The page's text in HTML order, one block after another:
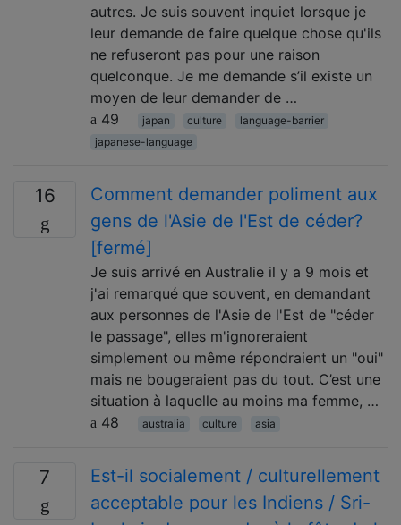
autres. Je suis souvent inquiet lorsque je
leur demande de faire quelque chose qu'ils
ne refuseront pas pour une raison
quelconque. Je me demande s’il existe un
moyen de leur demander de …
49
japan culture
language-barrier
japanese-language
16
Comment demander poliment aux
gens de l'Asie de l'Est de céder?
[fermé]
Je suis arrivé en Australie il y a 9 mois et
j'ai remarqué que souvent, en demandant
aux personnes de l'Asie de l'Est de "céder
le passage", elles m'ignoreraient
simplement ou même répondraient un "oui"
mais ne bougeraient pas du tout. C’est une
situation à laquelle au moins ma femme, …
48
australia culture asia
7
Est-il socialement / culturellement
acceptable pour les Indiens / Sri-